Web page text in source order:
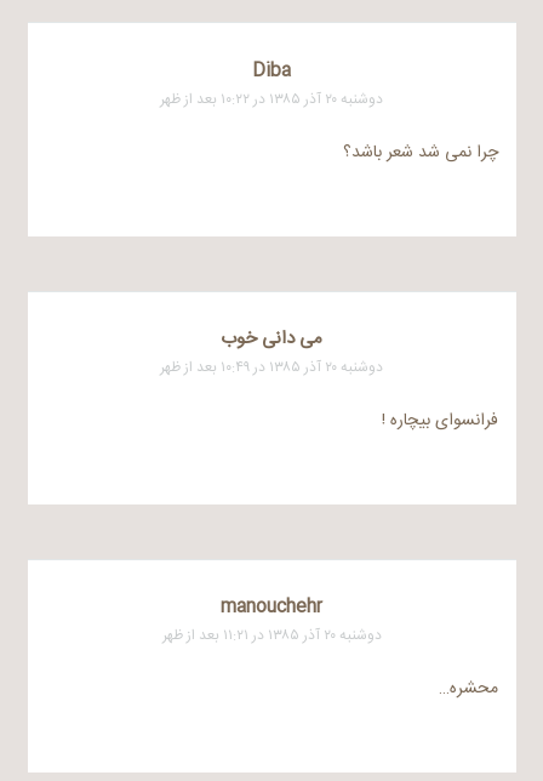
Diba
دوشنبه ۲۰ آذر ۱۳۸۵ در ۱۰:۲۲ بعد از ظهر
چرا نمی شد شعر باشد؟
می دانی خوب
دوشنبه ۲۰ آذر ۱۳۸۵ در ۱۰:۴۹ بعد از ظهر
فرانسوای بیچاره !
manouchehr
دوشنبه ۲۰ آذر ۱۳۸۵ در ۱۱:۲۱ بعد از ظهر
محشره…